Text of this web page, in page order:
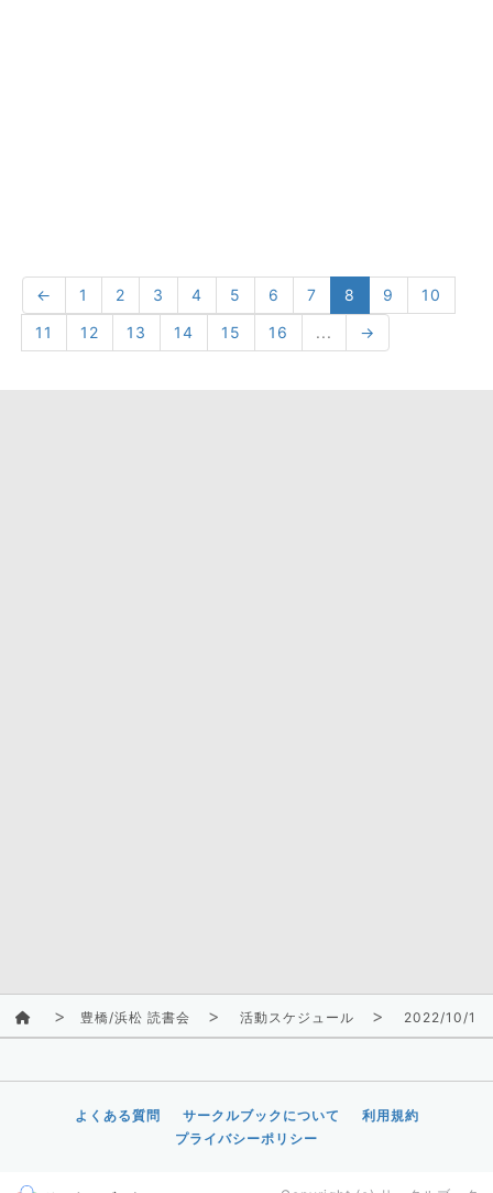
← 1 2 3 4 5 6 7 8 9
10
11
12 13 14 15 16 ... →
豊橋/浜松 読書会 活動スケジュール 2022/10/15(
よくある質問 サークルブックについて
利用規約
プライバシーポリシー